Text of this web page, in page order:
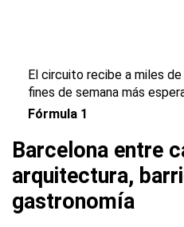
El circuito recibe a miles
fines de semana más
Fórmula 1
Barcelona entre
arquitectura,
gastronomía